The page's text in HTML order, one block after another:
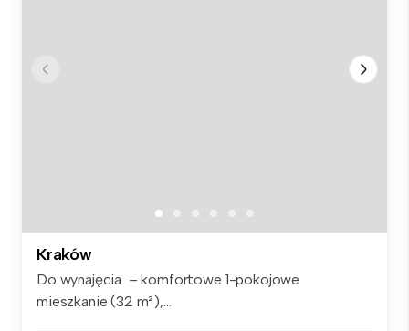
Kraków
Do wynajęcia – komfortowe 1-pokojowe
mieszkanie (32 m²),...